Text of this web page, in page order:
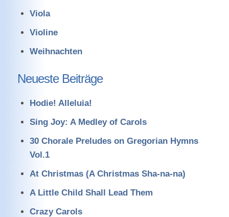
Viola
Violine
Weihnachten
Neueste Beiträge
Hodie! Alleluia!
Sing Joy: A Medley of Carols
30 Chorale Preludes on Gregorian Hymns
Vol.1
At Christmas (A Christmas Sha-na-na)
A Little Child Shall Lead Them
Crazy Carols